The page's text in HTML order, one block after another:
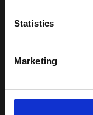
Statistics
Marketing
Una comunità di
avuto modo di
Attraverso i nostri
della cultura, della